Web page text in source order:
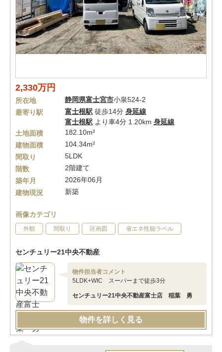
2,330万円
所在地 静岡県富士宮市小泉524-2
最寄り駅
富士根駅 徒歩14分 身延線
富士根駅 より車4分 1.20km 身延線
土地面積
182.10m²
建物面積
104.34m²
間取り
5LDK
階数
2階建て
築年月
2026年06月
建物現況
新築
画像カテゴリ
外観 間取り 区画図 省エネ性能ラベル
センチュリー21中央不動産
物件担当者コメント
5LDK+WIC スーパーまで徒歩3分
センチュリー21中央不動産富士店 稲葉 勇
物件を詳しく見る